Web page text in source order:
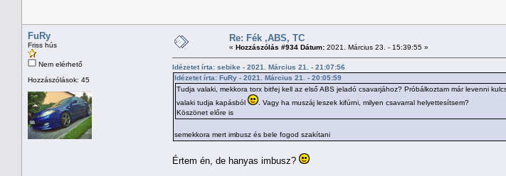
FuRy
Friss hús
Nem elérhető
Hozzászólások: 45
Re: Fék ,ABS, TC
« Hozzászólás #934 Dátum: 2021. Március 23. - 15:39:55 »
Idézetet írta: sebike - 2021. Március 21. - 21:07:56
Idézetet írta: FuRy - 2021. Március 21. - 20:05:59
Tudja valaki, mekkora torx bitfej kell az első ABS jeladó csavarjához? Próbálkoztam már levenni
valaki tudja kapásból
. Vagy ha muszáj leszek kifúrni, milyen csavarral helyettesítsem?
Köszönet előre is
semekkora mert imbusz és bele fogod szakítani
Értem én, de hanyas imbusz?